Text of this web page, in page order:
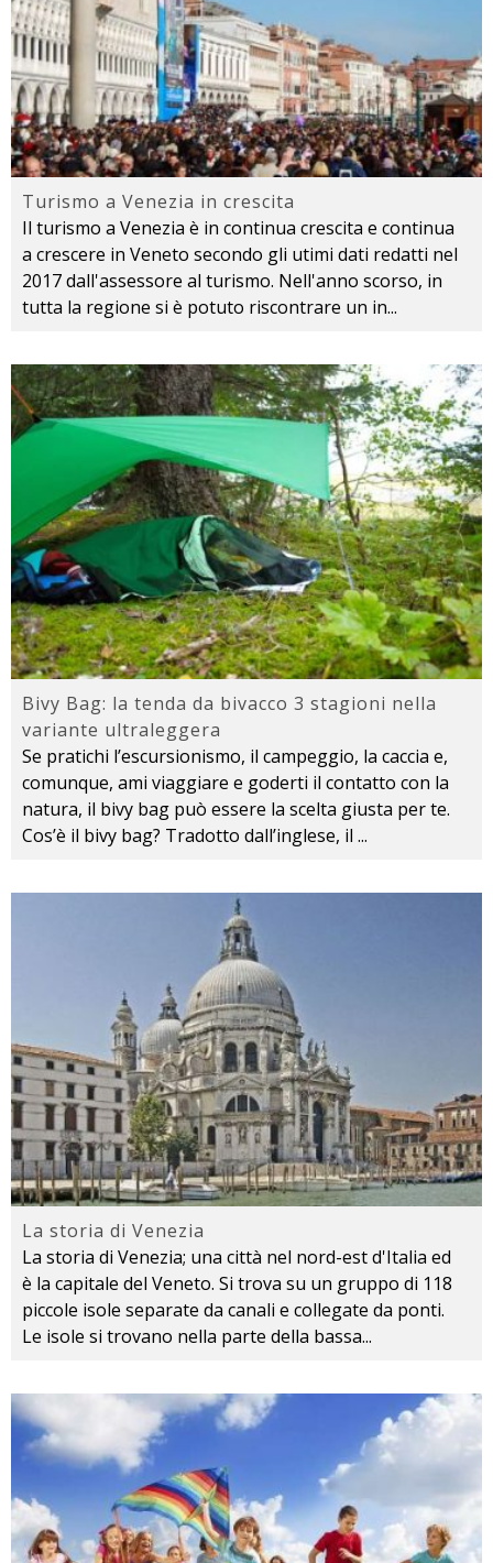
Turismo a Venezia in crescita
Il turismo a Venezia è in continua crescita e continua
a crescere in Veneto secondo gli utimi dati redatti nel
2017 dall'assessore al turismo. Nell'anno scorso, in
tutta la regione si è potuto riscontrare un in...
Bivy Bag: la tenda da bivacco 3 stagioni nella
variante ultraleggera
Se pratichi l’escursionismo, il campeggio, la caccia e,
comunque, ami viaggiare e goderti il contatto con la
natura, il bivy bag può essere la scelta giusta per te.
Cos’è il bivy bag? Tradotto dall’inglese, il ...
La storia di Venezia
La storia di Venezia; una città nel nord-est d'Italia ed
è la capitale del Veneto. Si trova su un gruppo di 118
piccole isole separate da canali e collegate da ponti.
Le isole si trovano nella parte della bassa...